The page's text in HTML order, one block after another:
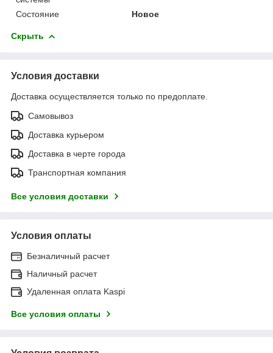
Состояние Новое
Скрыть
Условия доставки
Доставка осуществляется только по предоплате.
Самовывоз
Доставка курьером
Доставка в черте города
Транспортная компания
Все условия доставки
Условия оплаты
Безналичный расчет
Наличный расчет
Удаленная оплата Kaspi
Все условия оплаты